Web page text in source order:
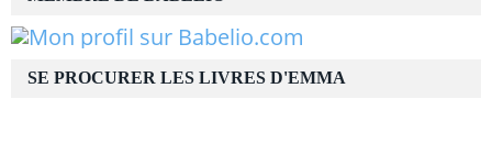
SE PROCURER LES LIVRES D'EMMA